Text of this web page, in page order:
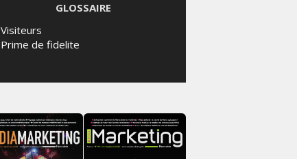
GLOSSAIRE
Visiteurs
Prime de fidelite